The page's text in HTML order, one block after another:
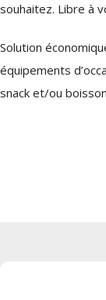
souhaitez. Libre à
Solution
équipements
snack et/ou